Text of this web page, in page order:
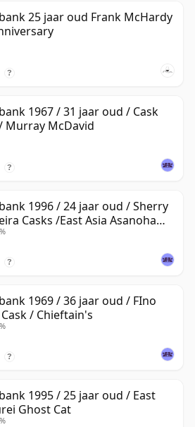
25 jaar oud Frank McHardy
?
1967 / 31 jaar oud / Cask
Murray McDavid
?
1996 / 24 jaar oud / Sherry
Casks /East Asia Asanoha
?
1969 / 36 jaar oud / FIno
/ Chieftain's
?
1995 / 25 jaar oud / East
Ghost Cat